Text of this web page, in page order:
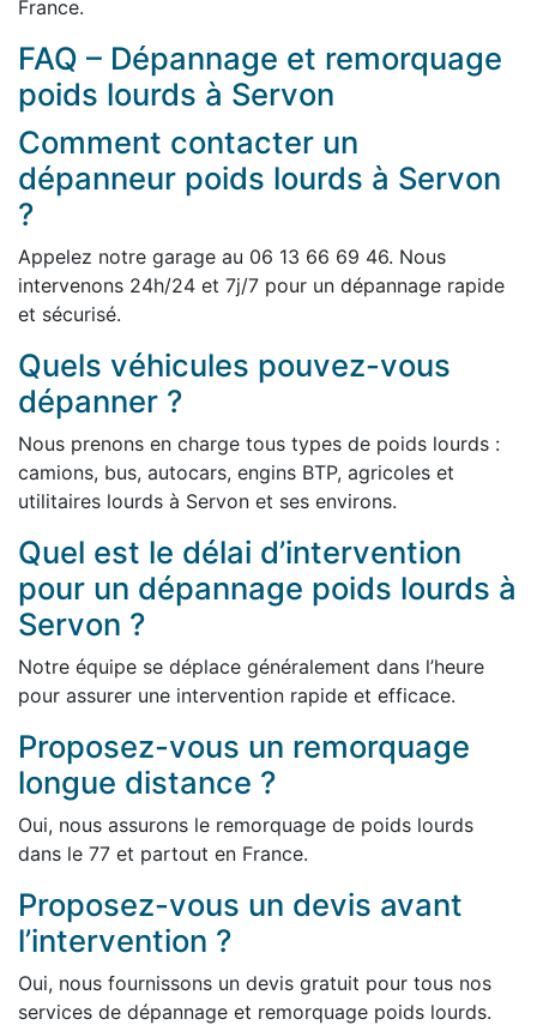
France.
FAQ – Dépannage et remorquage
poids lourds à Servon
Comment contacter un
dépanneur poids lourds à Servon
?
Appelez notre garage au 06 13 66 69 46. Nous
intervenons 24h/24 et 7j/7 pour un dépannage rapide
et sécurisé.
Quels véhicules pouvez-vous
dépanner ?
Nous prenons en charge tous types de poids lourds :
camions, bus, autocars, engins BTP, agricoles et
utilitaires lourds à Servon et ses environs.
Quel est le délai d’intervention
pour un dépannage poids lourds à
Servon ?
Notre équipe se déplace généralement dans l’heure
pour assurer une intervention rapide et efficace.
Proposez-vous un remorquage
longue distance ?
Oui, nous assurons le remorquage de poids lourds
dans le 77 et partout en France.
Proposez-vous un devis avant
l’intervention ?
Oui, nous fournissons un devis gratuit pour tous nos
services de dépannage et remorquage poids lourds.